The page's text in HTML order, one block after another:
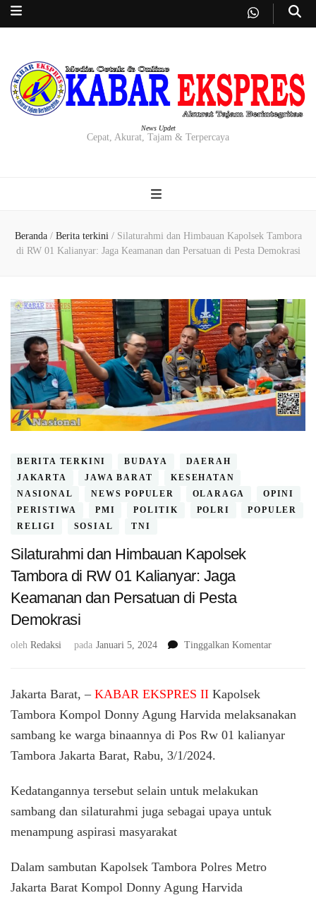
News Updet
Cepat, Akurat, Tajam & Terpercaya
Beranda / Berita terkini / Silaturahmi dan Himbauan Kapolsek Tambora
di RW 01 Kalianyar: Jaga Keamanan dan Persatuan di Pesta Demokrasi
BERITA TERKINI BUDAYA
DAERAH
JAKARTA
JAWA BARAT
KESEHATAN
NASIONAL
NEWS POPULER OLARAGA
OPINI
PERISTIWA
PMI POLITIK POLRI
POPULER
RELIGI
SOSIAL TNI
Silaturahmi dan Himbauan Kapolsek
Tambora di RW 01 Kalianyar: Jaga
Keamanan dan Persatuan di Pesta
Demokrasi
oleh Redaksi pada Januari 5, 2024 Tinggalkan Komentarpada
Tambora
di
Keamanan
Jakarta Barat, – KABAR EKSPRES II Kapolsek
Tambora Kompol Donny Agung Harvida melaksanakan
sambang ke warga binaannya di Pos Rw 01 kalianyar
Tambora Jakarta Barat, Rabu, 3/1/2024.
Kedatangannya tersebut selain untuk melakukan
sambang dan silaturahmi juga sebagai upaya untuk
menampung aspirasi masyarakat
Dalam sambutan Kapolsek Tambora Polres Metro
Jakarta Barat Kompol Donny Agung Harvida